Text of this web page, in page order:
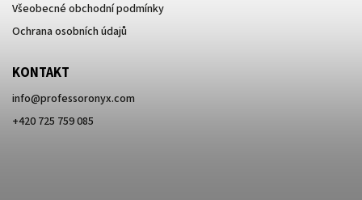
Všeobecné obchodní podmínky
Ochrana osobních údajů
KONTAKT
info@professoronyx.com
+420 725 759 085